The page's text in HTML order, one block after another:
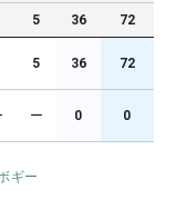
5 36 72
5 36 72
ー 0 0
ギー